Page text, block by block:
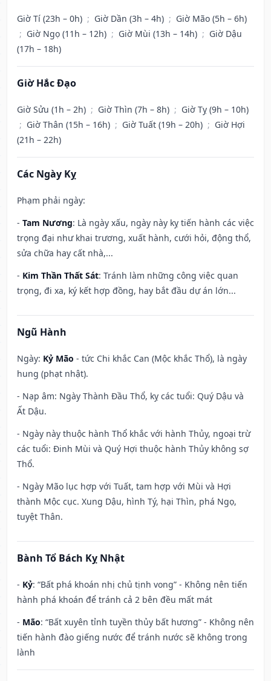
Giờ Tí (23h – 0h) ; Giờ Dần (3h – 4h) ; Giờ Mão (5h – 6h)
; Giờ Ngọ (11h – 12h) ; Giờ Mùi (13h – 14h) ; Giờ Dậu
(17h – 18h)
Giờ Hắc Đạo
Giờ Sửu (1h – 2h) ; Giờ Thìn (7h – 8h) ; Giờ Tỵ (9h – 10h)
; Giờ Thân (15h – 16h) ; Giờ Tuất (19h – 20h) ; Giờ Hợi
(21h – 22h)
Các Ngày Kỵ
Phạm phải ngày:
- Tam Nương: Là ngày xấu, ngày này kỵ tiến hành các việc
trọng đại như khai trương, xuất hành, cưới hỏi, động thổ,
sửa chữa hay cất nhà,...
- Kim Thần Thất Sát: Tránh làm những công việc quan
trọng, đi xa, ký kết hợp đồng, hay bắt đầu dự án lớn...
Ngũ Hành
Ngày: Kỷ Mão - tức Chi khắc Can (Mộc khắc Thổ), là ngày
hung (phạt nhật).
- Nạp âm: Ngày Thành Đầu Thổ, kỵ các tuổi: Quý Dậu và
Ất Dậu.
- Ngày này thuộc hành Thổ khắc với hành Thủy, ngoại trừ
các tuổi: Đinh Mùi và Quý Hợi thuộc hành Thủy không sợ
Thổ.
- Ngày Mão lục hợp với Tuất, tam hợp với Mùi và Hợi
thành Mộc cục. Xung Dậu, hình Tý, hại Thìn, phá Ngọ,
tuyệt Thân.
Bành Tổ Bách Kỵ Nhật
- Kỷ: “Bất phá khoán nhị chủ tịnh vong” - Không nên tiến
hành phá khoán để tránh cả 2 bên đều mất mát
- Mão: “Bất xuyên tỉnh tuyền thủy bất hương” - Không nên
tiến hành đào giếng nước để tránh nước sẽ không trong
lành